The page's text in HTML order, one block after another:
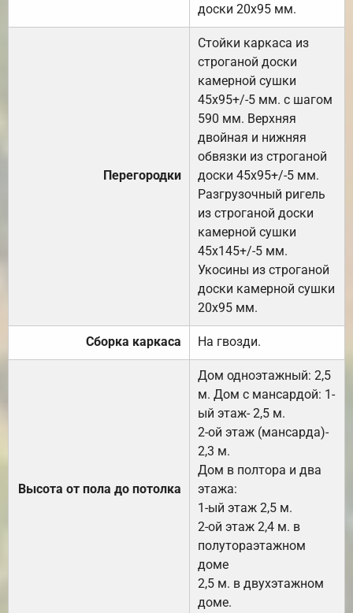
доски 20х95 мм.
Перегородки
Стойки каркаса из
строганой доски
камерной сушки
45х95+/-5 мм. с шагом
590 мм. Верхняя
двойная и нижняя
обвязки из строганой
доски 45х95+/-5 мм.
Разгрузочный ригель
из строганой доски
камерной сушки
45х145+/-5 мм.
Укосины из строганой
доски камерной сушки
20х95 мм.
Сборка каркаса На гвозди.
Высота от пола до потолка
Дом одноэтажный: 2,5
м. Дом с мансардой: 1-
ый этаж- 2,5 м.
2-ой этаж (мансарда)-
2,3 м.
Дом в полтора и два
этажа:
1-ый этаж 2,5 м.
2-ой этаж 2,4 м. в
полутораэтажном
доме
2,5 м. в двухэтажном
доме.